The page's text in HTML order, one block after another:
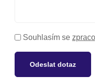
Souhlasím se
Odeslat dotaz